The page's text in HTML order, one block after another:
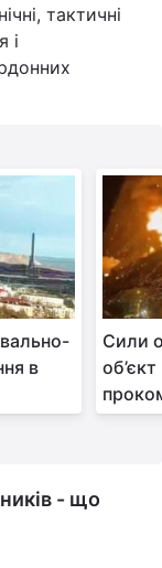
тактичні
і
в
Сили
- що